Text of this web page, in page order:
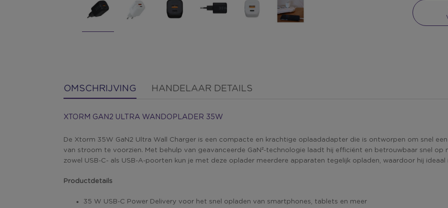
OMSCHRIJVING HANDELAAR DETAILS
XTORM GAN2 ULTRA WANDOPLADER 35W
De Xtorm 35W GaN2 Ultra Wall Charger is een compacte en krachtige oplaadadapter die is ontworpen om snel
van stroom te voorzien. Met behulp van geavanceerde GaN²-technologie laadt hij efficiënt en betrouwbaar snel
zowel USB-C- als USB-A-poorten kun je met deze oplader meerdere apparaten tegelijk opladen, waardoor hij
Productdetails
35 W USB-C Power Delivery voor het snel opladen van smartphones, tablets en meer